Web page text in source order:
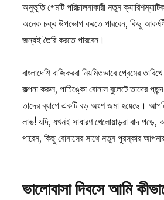
অনুভূতি গেমটি পরিচালনাকারী নতুন
অনেক চক্র উপভোগ করতে পারবেন, কিছু
জন্যই তৈরি করতে পারবেন।
বাংলাদেশি বাজিকররা নিয়মিতভাবে প্রেমের
কল্পনা করুন, পাচিঙ্কো বোনাস বুলেটে তাদের
তাদের ব্যাগে একটি বড় অংশ জমা হয়েছে।
লাভ! যদি, যখনই সাধারণ খেলোয়াড়রা বাদ
পারেন, কিছু বোনাসের সাথে নতুন পুরস্কার
ভালোবাসা দিবসে আমি